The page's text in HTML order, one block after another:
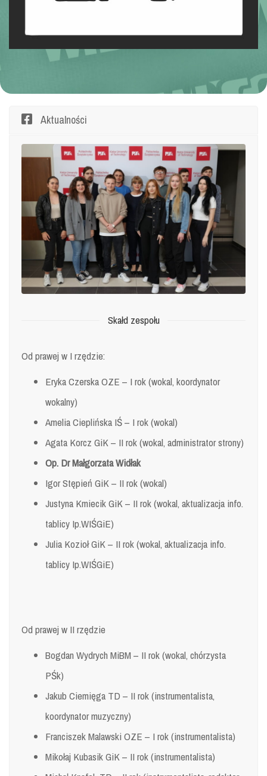
Aktualności
Skałd zespołu
Od prawej w I rzędzie:
Eryka Czerska OZE – I rok (wokal, koordynator
wokalny)
Amelia Cieplińska IŚ – I rok (wokal)
Agata Korcz GiK – II rok (wokal, administrator strony)
Op. Dr Małgorzata Widłak
Igor Stępień GiK – II rok (wokal)
Justyna Kmiecik GiK – II rok (wokal, aktualizacja info.
tablicy Ip.WIŚGiE)
Julia Kozioł GiK – II rok (wokal, aktualizacja info.
tablicy Ip.WIŚGiE)
Od prawej w II rzędzie
Bogdan Wydrych MiBM – II rok (wokal, chórzysta
PŚk)
Jakub Ciemięga TD – II rok (instrumentalista,
koordynator muzyczny)
Franciszek Malawski OZE – I rok (instrumentalista)
Mikołaj Kubasik GiK – II rok (instrumentalista)